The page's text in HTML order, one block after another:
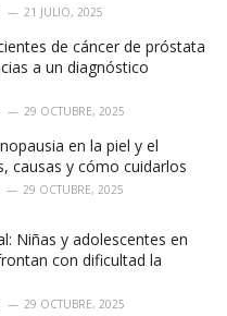
21 JULIO, 2025
de cáncer de próstata
a un diagnóstico
29 OCTUBRE, 2025
en la piel y el
causas y cómo cuidarlos
29 OCTUBRE, 2025
Niñas y adolescentes en
con dificultad la
29 OCTUBRE, 2025